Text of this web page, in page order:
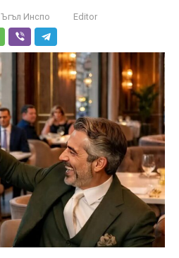
Ъгъл Инспо Editor